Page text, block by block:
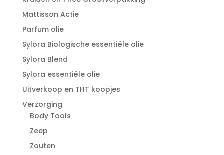
Mattisson Actie
Parfum olie
Sylora Biologische essentiële olie
Sylora Blend
Sylora essentiële olie
Uitverkoop en THT koopjes
Verzorging
Body Tools
Zeep
Zouten